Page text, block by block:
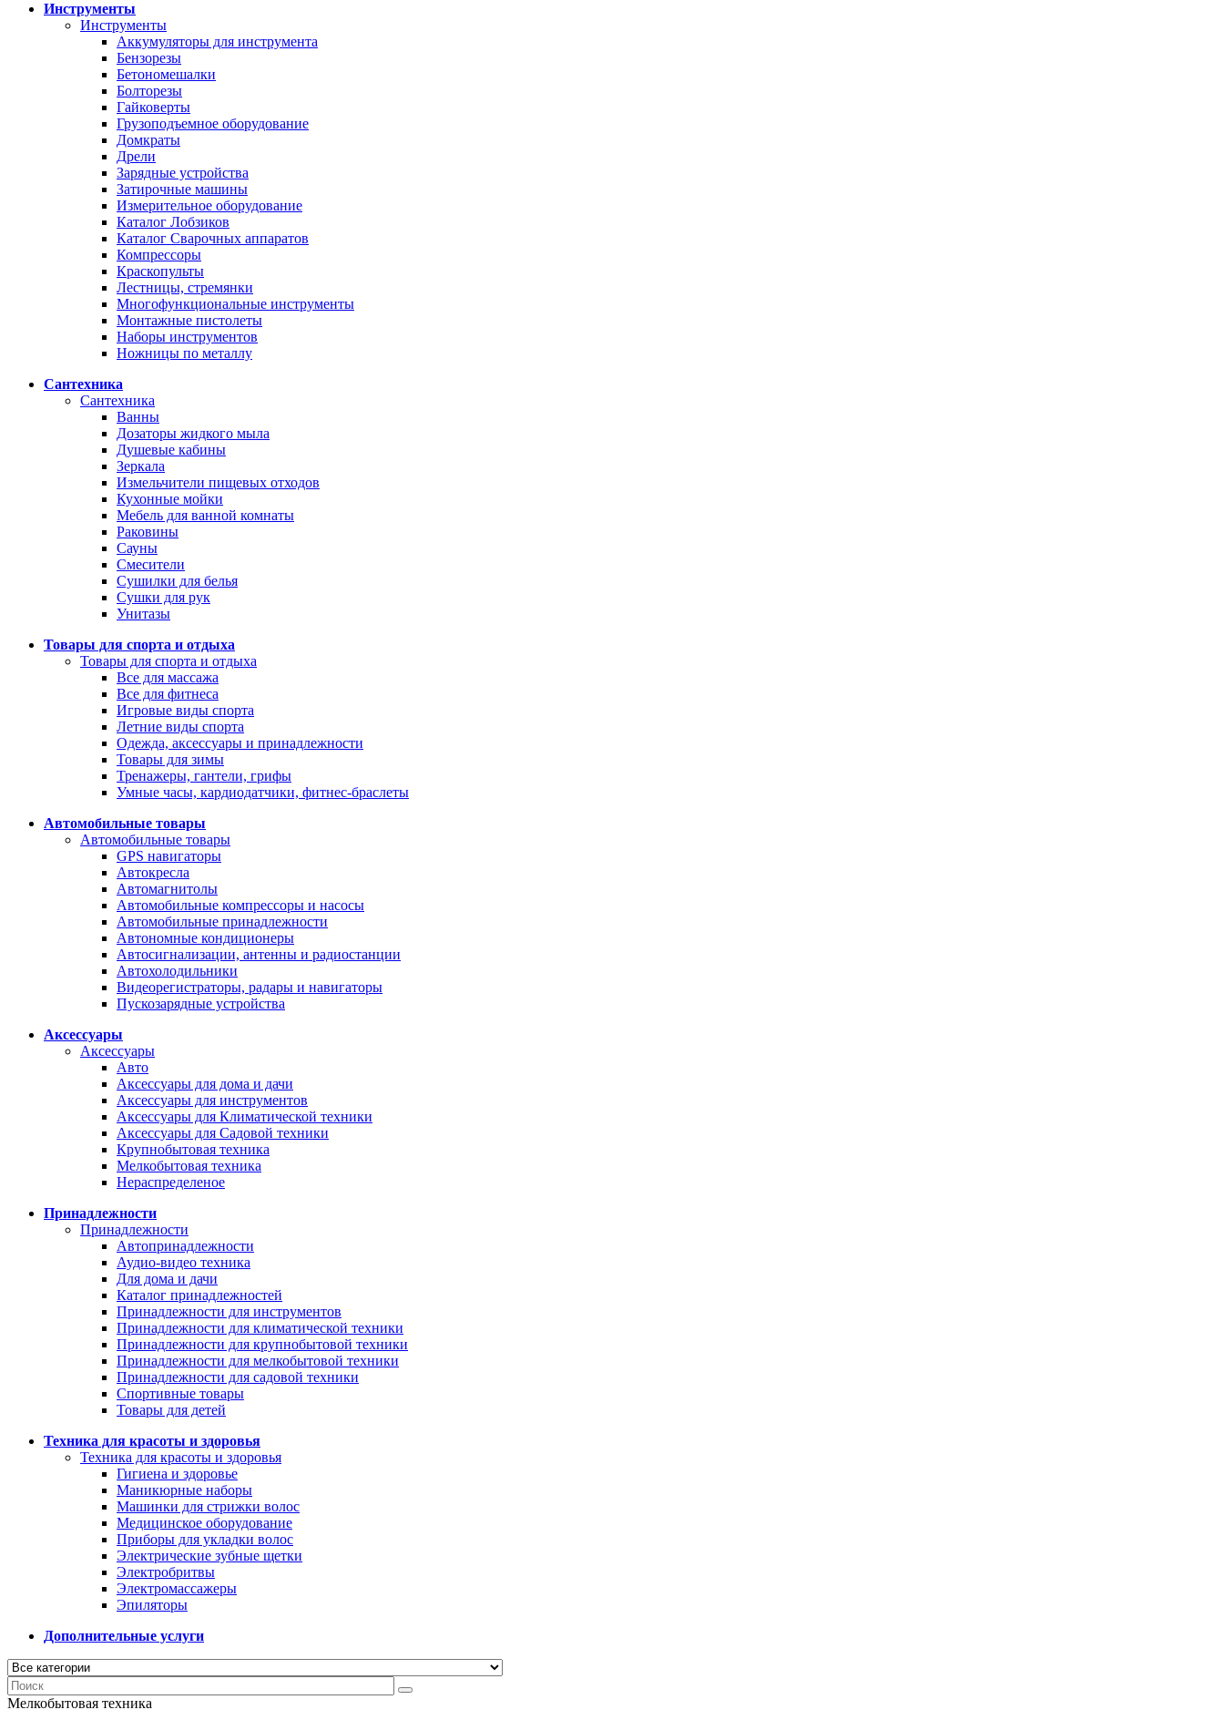
Инструменты
Инструменты
Аккумуляторы для инструмента
Бензорезы
Бетономешалки
Болторезы
Гайковерты
Грузоподъемное оборудование
Домкраты
Дрели
Зарядные устройства
Затирочные машины
Измерительное оборудование
Каталог Лобзиков
Каталог Сварочных аппаратов
Компрессоры
Краскопульты
Лестницы, стремянки
Многофункциональные инструменты
Монтажные пистолеты
Наборы инструментов
Ножницы по металлу
Сантехника
Сантехника
Ванны
Дозаторы жидкого мыла
Душевые кабины
Зеркала
Измельчители пищевых отходов
Кухонные мойки
Мебель для ванной комнаты
Раковины
Сауны
Смесители
Сушилки для белья
Сушки для рук
Унитазы
Товары для спорта и отдыха
Товары для спорта и отдыха
Все для массажа
Все для фитнеса
Игровые виды спорта
Летние виды спорта
Одежда, аксессуары и принадлежности
Товары для зимы
Тренажеры, гантели, грифы
Умные часы, кардиодатчики, фитнес-браслеты
Автомобильные товары
Автомобильные товары
GPS навигаторы
Автокресла
Автомагнитолы
Автомобильные компрессоры и насосы
Автомобильные принадлежности
Автономные кондиционеры
Автосигнализации, антенны и радиостанции
Автохолодильники
Видеорегистраторы, радары и навигаторы
Пускозарядные устройства
Аксессуары
Аксессуары
Авто
Аксессуары для дома и дачи
Аксессуары для инструментов
Аксессуары для Климатической техники
Аксессуары для Садовой техники
Крупнобытовая техника
Мелкобытовая техника
Нераспределеное
Принадлежности
Принадлежности
Автопринадлежности
Аудио-видео техника
Для дома и дачи
Каталог принадлежностей
Принадлежности для инструментов
Принадлежности для климатической техники
Принадлежности для крупнобытовой техники
Принадлежности для мелкобытовой техники
Принадлежности для садовой техники
Спортивные товары
Товары для детей
Техника для красоты и здоровья
Техника для красоты и здоровья
Гигиена и здоровье
Маникюрные наборы
Машинки для стрижки волос
Медицинское оборудование
Приборы для укладки волос
Электрические зубные щетки
Электробритвы
Электромассажеры
Эпиляторы
Дополнительные услуги
Мелкобытовая техника